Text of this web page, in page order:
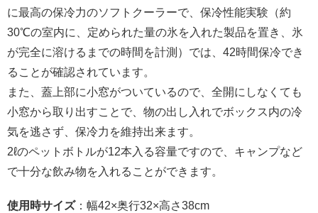
に最高の保冷力のソフトクーラーで、保冷性能実験（約
30℃の室内に、定められた量の氷を入れた製品を置き、氷
が完全に溶けるまでの時間を計測）では、42時間保冷でき
ることが確認されています。
また、蓋上部に小窓がついているので、全開にしなくても
小窓から取り出すことで、物の出し入れでボックス内の冷
気を逃さず、保冷力を維持出来ます。
2ℓのペットボトルが12本入る容量ですので、キャンプなど
で十分な飲み物を入れることができます。
使用時サイズ ：幅42×奥行32×高さ38cm